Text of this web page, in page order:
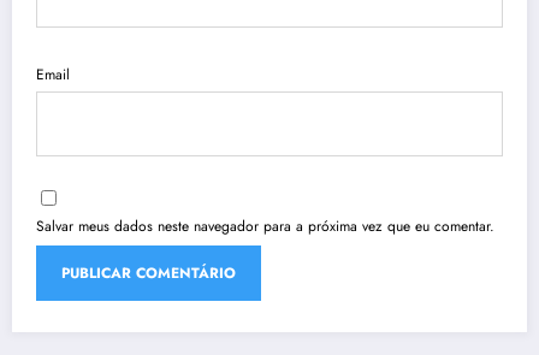
Email
Salvar meus dados neste navegador para a próxima vez que eu comentar.